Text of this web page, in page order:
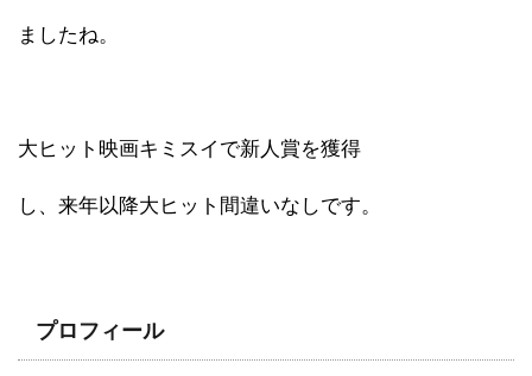
ましたね。
大ヒット映画キミスイで新人賞を獲得
し、来年以降大ヒット間違いなしです。
プロフィール